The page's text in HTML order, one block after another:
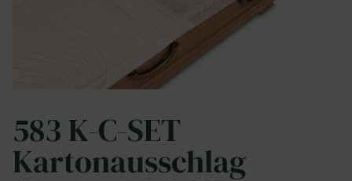
583 K-C-SET
Kartonausschlag